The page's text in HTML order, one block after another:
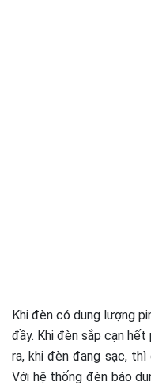
Khi đèn có dung lượng
đầy. Khi đèn sắp cạn
ra, khi đèn đang sạc,
Với hệ thống đèn báo